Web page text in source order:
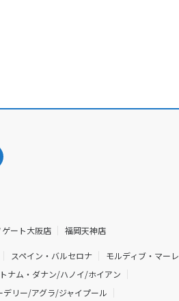
ゲート大阪店 福岡天神店
スペイン・バルセロナ
モルディブ・マーレ
ナム・ダナン/ハノイ/ホイアン
デリー/アグラ/ジャイプール